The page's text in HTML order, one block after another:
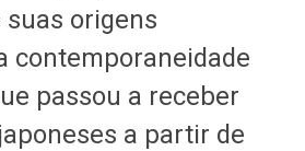
origens
contemporaneidade
passou a receber
a partir de